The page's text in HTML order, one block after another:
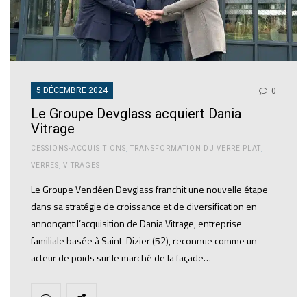
5 DÉCEMBRE 2024 0
Le Groupe Devglass acquiert Dania
Vitrage
CESSIONS-ACQUISITIONS TRANSFORMATION DU VERRE PLAT
VERRES VITRAGES
Le Groupe Vendéen Devglass franchit une nouvelle étape
dans sa stratégie de croissance et de diversification en
annonçant l’acquisition de Dania Vitrage, entreprise
familiale basée à Saint-Dizier (52), reconnue comme un
acteur de poids sur le marché de la façade…